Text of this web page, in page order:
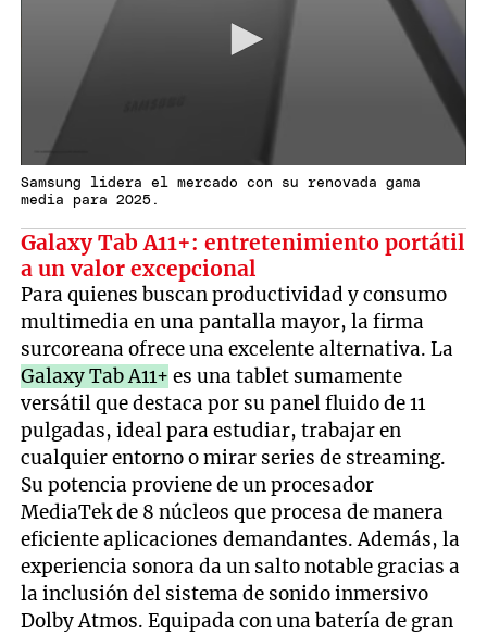
Samsung lidera el mercado con su renovada gama
media para 2025.
Galaxy Tab A11+: entretenimiento portátil
a un valor excepcional
Para quienes buscan productividad y consumo
multimedia en una pantalla mayor, la firma
surcoreana ofrece una excelente alternativa. La
Galaxy Tab A11+ es una tablet sumamente
versátil que destaca por su panel fluido de 11
pulgadas, ideal para estudiar, trabajar en
cualquier entorno o mirar series de streaming.
Su potencia proviene de un procesador
MediaTek de 8 núcleos que procesa de manera
eficiente aplicaciones demandantes. Además, la
experiencia sonora da un salto notable gracias a
la inclusión del sistema de sonido inmersivo
Dolby Atmos. Equipada con una batería de gran